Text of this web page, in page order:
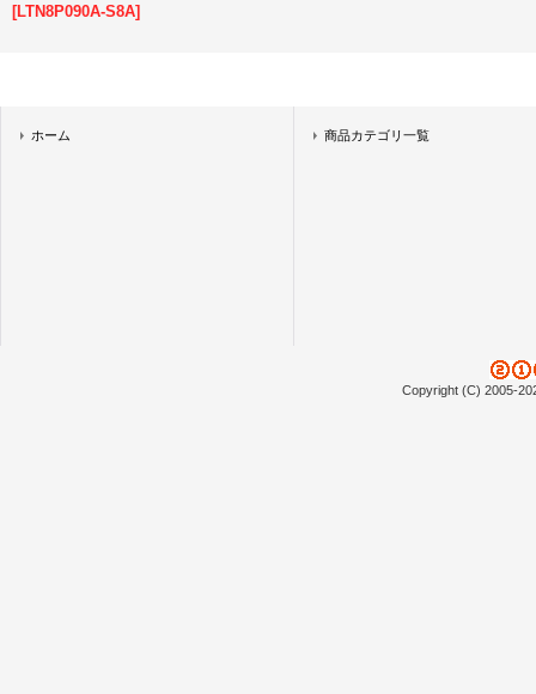
[LTN8P090A-S8A]
ホーム 商品カテゴリ一覧
Copyright (C) 2005-